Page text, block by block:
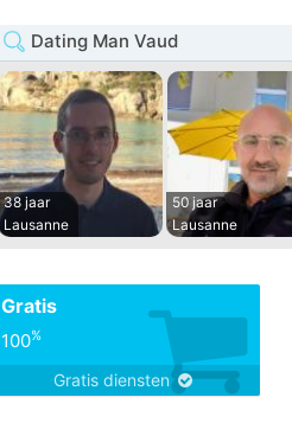
Dating Man Vaud
38 jaar
Lausanne
50 jaar
Lausanne
Gratis
100%
Gratis diensten